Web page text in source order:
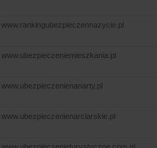
www.rankingubezpieczennazycie.pl
www.ubezpieczeniemieszkania.pl
www.ubezpieczenienanarty.pl
www.ubezpieczenienarciarskie.pl